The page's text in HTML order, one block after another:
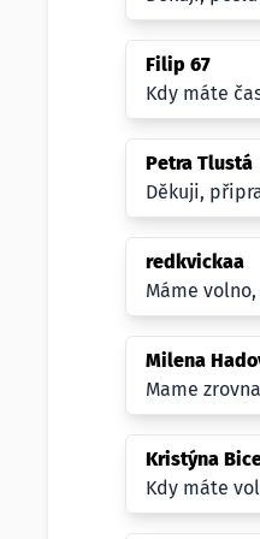
Filip 67
Kdy máte
Petra Tlustá
Děkuji,
redkvickaa
Máme
Milena
Mame
Kristýna
Kdy máte